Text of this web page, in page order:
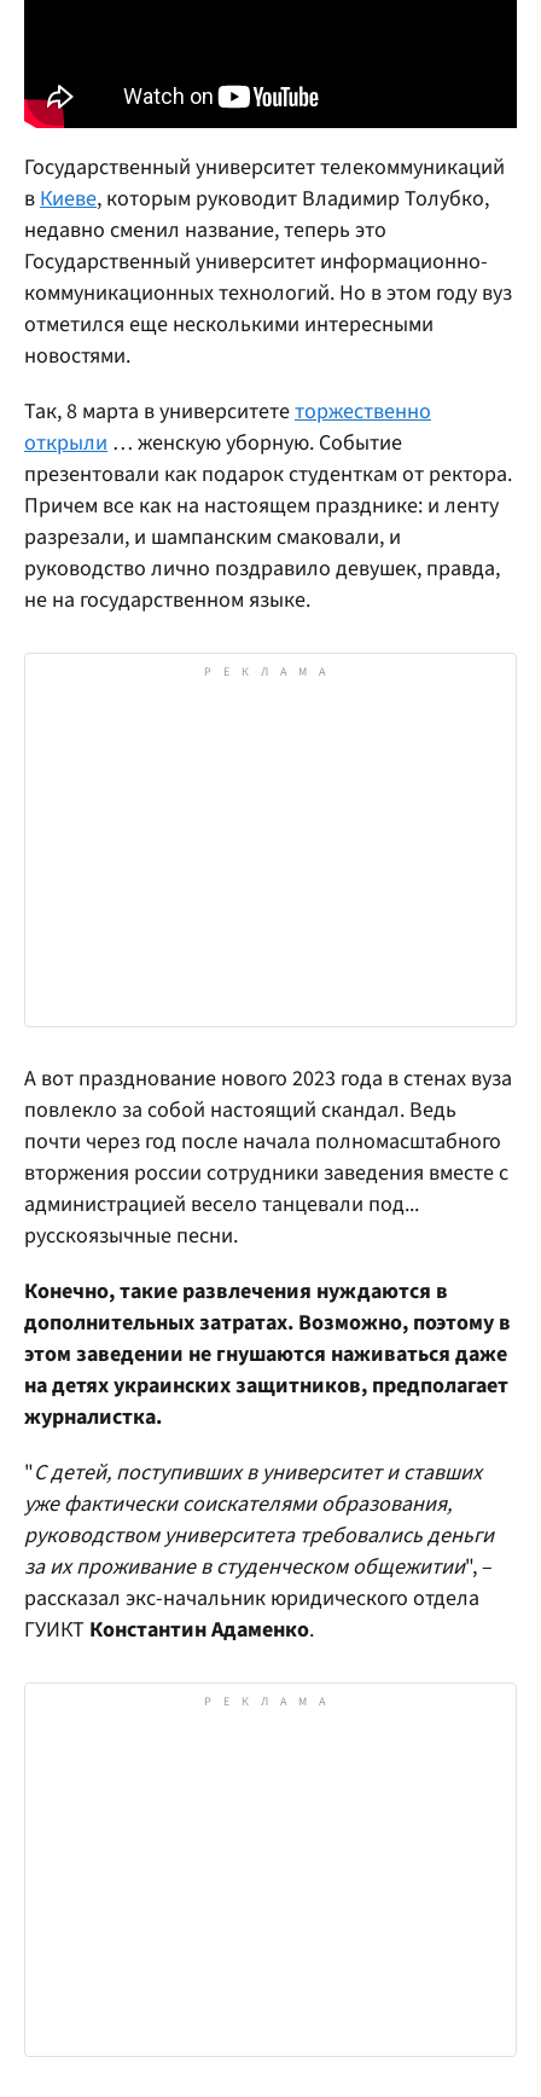
Государственный университет телекоммуникаций
вКиеве, которым руководит Владимир Толубко,
недавно сменил название, теперь это
Государственный университет информационно-
коммуникационных технологий. Но в этом году вуз
отметился еще несколькими интересными
новостями.
Так, 8 марта в университететоржественно
открыли … женскую уборную. Событие
презентовали как подарок студенткам от ректора.
Причем все как на настоящем празднике: и ленту
разрезали, и шампанским смаковали, и
руководство лично поздравило девушек, правда,
не на государственном языке.
А вот празднование нового 2023 года в стенах вуза
повлекло за собой настоящий скандал. Ведь
почти через год после начала полномасштабного
вторжения россии сотрудники заведения вместе с
администрацией весело танцевали под...
русскоязычные песни.
Конечно, такие развлечения нуждаются в
дополнительных затратах. Возможно, поэтому в
этом заведении не гнушаются наживаться даже
на детях украинских защитников, предполагает
журналистка.
"С детей, поступивших в университет и ставших
уже фактически соискателями образования,
руководством университета требовались деньги
за их проживание в студенческом общежитии", –
рассказал экс-начальник юридического отдела
ГУИКТ Константин Адаменко.